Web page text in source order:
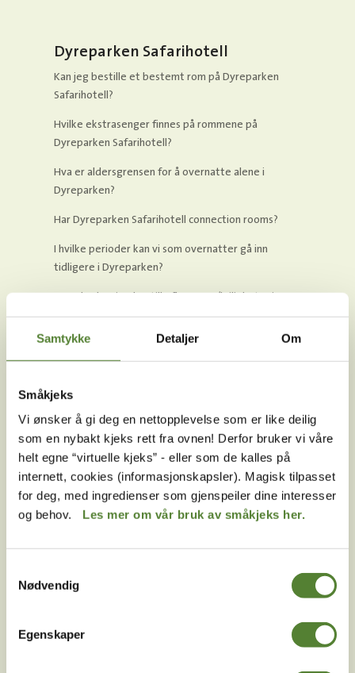
Samtykke Detaljer Om
Småkjeks
Vi ønsker å gi deg en nettopplevelse som er like deilig
som en nybakt kjeks rett fra ovnen! Derfor bruker vi våre
helt egne “virtuelle kjeks” - eller som de kalles på
internett, cookies (informasjonskapsler). Magisk tilpasset
for deg, med ingredienser som gjenspeiler dine interesser
og behov. Les mer om vår bruk av småkjeks her.
Nødvendig
Egenskaper
Dyreparken Safarihotell
Kan jeg bestille et bestemt rom på Dyreparken
Safarihotell?
Hvilke ekstrasenger finnes på rommene på
Dyreparken Safarihotell?
Hva er aldersgrensen for å overnatte alene i
Dyreparken?
Har Dyreparken Safarihotell connection rooms?
I hvilke perioder kan vi som overnatter gå inn
tidligere i Dyreparken?
Hvordan kan jeg bestille flere rom/leiligheter i
Dyreparken i samme bestilling?
Kan man røyke på Dyreparken Safarihotell?
Er det treningsrom på Dyreparken Safarihotell?
Hvor store er rommene på Dyreparken Safarihotell?
Når er inn- og utsjekk på Dyreparken Safarihotell?
Har dere løsninger for dem med spesielle behov på
Dyreparken Safarihotell?
Kan jeg ha med hund på Dyreparken Safarihotell?
Safarihotell?